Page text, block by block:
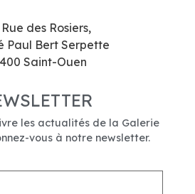
Rue des Rosiers,
Paul Bert Serpette
Saint-Ouen
les actualités de la Galerie
vous à notre newsletter.